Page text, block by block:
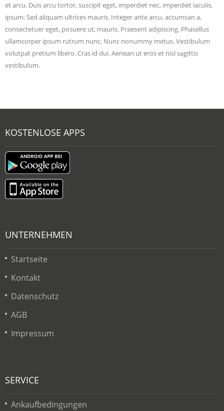
et arcu. Duis arcu tortor, suscipit eget, imperdiet nec, imperdiet iaculis,
ipsum. Sed aliquam ultrices mauris. Integer ante arcu, accumsan a,
consectetuer eget, posuere ut, mauris. Praesent adipiscing. Phasellus
ullamcorper ipsum rutrum nunc. Nunc nonummy metus. Vestibulum
volutpat pretium libero. Cras id dui. Aenean ut eros et nisl sagittis
vestibulum.
KOSTENLOSE APPS
UNTERNEHMEN
Startseite
Kontakt
Datenschutz
AGB
Impressum
SERVICE
Ankaufbedingungen